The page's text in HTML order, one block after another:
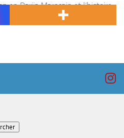
en Darija Marocain et l’histoire
la série Manar et Kamal....